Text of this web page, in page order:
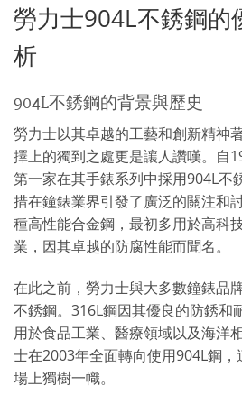
勞力士904L不銹鋼的
析
904L不銹鋼的背景與歷史
勞力士以其卓越的工藝和創新精神
擇上的獨到之處更是讓人讚嘆。自
第一家在其手錶系列中採用904L不
措在鐘錶業界引發了廣泛的關注和
種高性能合金鋼，最初多用於高科
業，因其卓越的防腐性能而聞名。
在此之前，勞力士與大多數鐘錶品
不銹鋼。316L鋼因其優良的防銹和
用於食品工業、醫療領域以及海洋
士在2003年全面轉向使用904L鋼
場上獨樹一幟。